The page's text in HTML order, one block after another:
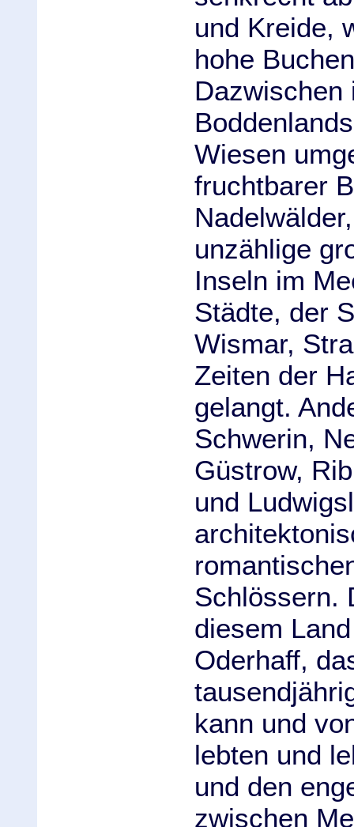
und Kreide,
hohe
Dazwischen
Wiesen
fruchtbarer
unzählige
Inseln im
Städte, der
Wismar,
Zeiten der
gelangt.
Schwerin,
Güstrow,
und
Schlössern.
diesem
Oderhaff,
kann und
lebten und
und den
zwischen